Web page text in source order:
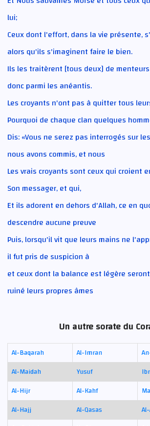
lui;
Ceux dont l'effort, dans la vie présente,
alors qu'ils s'imaginent faire le bien.
Ils les traitèrent [tous deux] de
donc parmi les anéantis.
Les croyants n'ont pas à quitter tous
Pourquoi de chaque clan quelques
Dis: «Vous ne serez pas interrogés sur
nous avons commis, et nous
Les vrais croyants sont ceux qui croient
Son messager, et qui,
Et ils adorent en dehors d'Allah, ce en
descendre aucune preuve
Puis, lorsqu'il vit que leurs mains ne
il fut pris de suspicion à
et ceux dont la balance est légère
ruiné leurs propres âmes
Un autre sorate du
Al-Baqarah Al-Imran
Al-Maidah
Yusuf
Al-Hijr
Al-Kahf
Al-Hajj
Al-Qasas